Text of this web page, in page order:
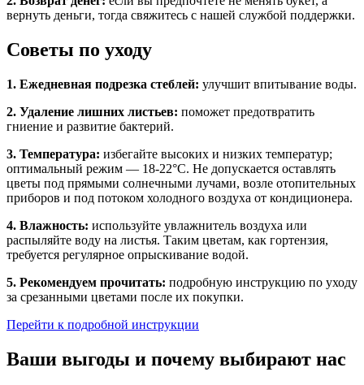
вернуть деньги, тогда свяжитесь с нашей службой поддержки.
Советы по уходу
1. Ежедневная подрезка стеблей: улучшит впитывание воды.
2. Удаление лишних листьев: поможет предотвратить
гниение и развитие бактерий.
3. Температура: избегайте высоких и низких температур;
оптимальный режим — 18-22°C. Не допускается оставлять
цветы под прямыми солнечными лучами, возле отопительных
приборов и под потоком холодного воздуха от кондиционера.
4. Влажность: используйте увлажнитель воздуха или
распыляйте воду на листья. Таким цветам, как гортензия,
требуется регулярное опрыскивание водой.
5. Рекомендуем прочитать: подробную инструкцию по уходу
за срезанными цветами после их покупки.
Перейти к подробной инструкции
Ваши выгоды и почему выбирают нас